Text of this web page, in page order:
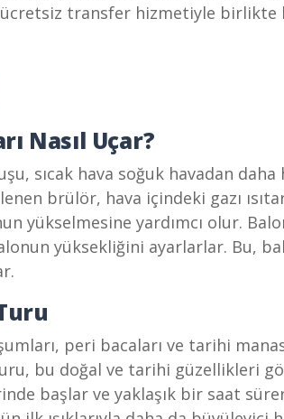
transfer hizmetiyle birlikte
Nasıl Uçar?
sıcak hava soğuk havadan
brülör, hava içindeki gazı
yükselmesine yardımcı olur.
yüksekliğini ayarlarlar. Bu,
peri bacaları ve tarihi
bu doğal ve tarihi güzellikleri
başlar ve yaklaşık bir saat